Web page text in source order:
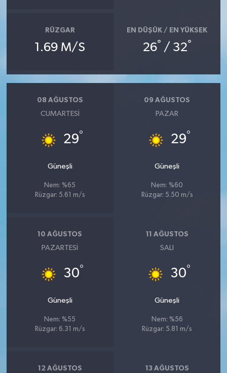
RÜZGAR
1.69 M/S
EN DÜŞÜK / EN YÜKSEK
26° / 32°
08 AĞUSTOS
CUMARTESI
29°
Güneşli
Nem: %65
Rüzgar: 5.61 m/s
09 AĞUSTOS
PAZAR
29°
Güneşli
Nem: %60
Rüzgar: 5.50 m/s
10 AĞUSTOS
PAZARTESI
30°
Güneşli
Nem: %55
Rüzgar: 6.31 m/s
11 AĞUSTOS
SALI
30°
Güneşli
Nem: %56
Rüzgar: 5.81 m/s
12 AĞUSTOS 13 AĞUSTOS